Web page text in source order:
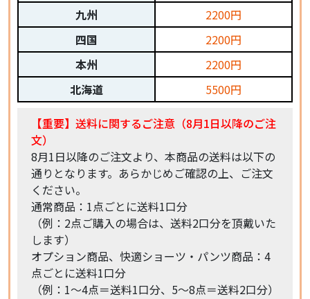
九州
四国
本州
北海道
2200円
2200円
2200円
5500円
【重要】送料に関するご注意（8月1日以降のご注
文）
8月1日以降のご注文より、本商品の送料は以下の
通りとなります。あらかじめご確認の上、ご注文
ください。
通常商品：1点ごとに送料1口分
（例：2点ご購入の場合は、送料2口分を頂戴いた
します）
オプション商品、快適ショーツ・パンツ商品：4
点ごとに送料1口分
（例：1〜4点＝送料1口分、5〜8点＝送料2口分）